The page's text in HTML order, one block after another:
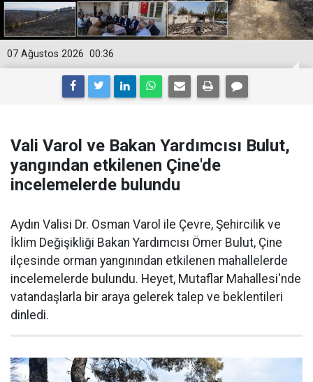
00:36
07 Ağustos 2026
Vali Varol ve Bakan Yardımcısı Bulut,
yangından etkilenen Çine'de
incelemelerde bulundu
Aydın Valisi Dr. Osman Varol ile Çevre, Şehircilik ve
İklim Değişikliği Bakan Yardımcısı Ömer Bulut, Çine
ilçesinde orman yangınından etkilenen mahallelerde
incelemelerde bulundu. Heyet, Mutaflar Mahallesi'nde
vatandaşlarla bir araya gelerek talep ve beklentileri
dinledi.